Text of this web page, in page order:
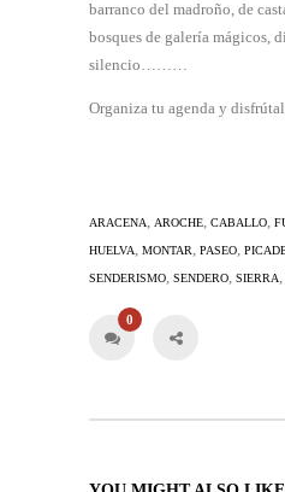
barranco del madroño, de
bosques de galería mágicos,
silencio………
Organiza tu agenda y
ARACENA AROCHE CABALLO
HUELVA MONTAR PASEO
SENDERISMO SENDERO SIERRA
0